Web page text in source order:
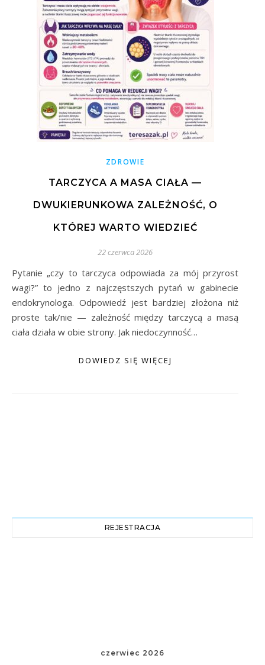
ZDROWIE
TARCZYCA A MASA CIAŁA —
DWUKIERUNKOWA ZALEŻNOŚĆ, O
KTÓREJ WARTO WIEDZIEĆ
22 czerwca 2026
Pytanie „czy to tarczyca odpowiada za mój przyrost
wagi?” to jedno z najczęstszych pytań w gabinecie
endokrynologa. Odpowiedź jest bardziej złożona niż
proste tak/nie — zależność między tarczycą a masą
ciała działa w obie strony. Jak niedoczynność…
DOWIEDZ SIĘ WIĘCEJ
REJESTRACJA
czerwiec 2026